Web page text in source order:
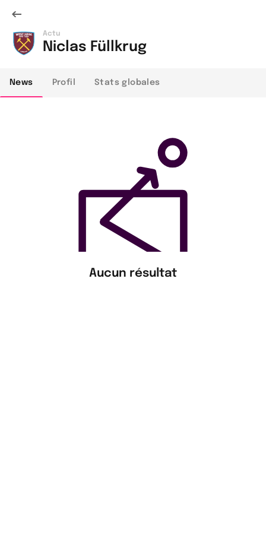
Actu
Niclas Füllkrug
News Profil Stats globales
Aucun résultat